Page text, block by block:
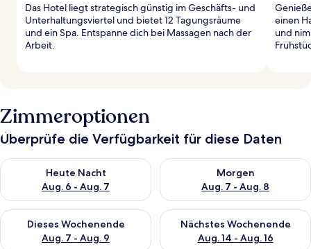
Das Hotel liegt strategisch günstig im Geschäfts- und
Unterhaltungsviertel und bietet 12 Tagungsräume
und ein Spa. Entspanne dich bei Massagen nach der
Arbeit.
einen
und
Zimmeroptionen
Überprüfe die Verfügbarkeit für diese Daten
Heute Nacht
Aug. 6 - Aug. 7
Überprüfe die Verfügbarkeit für heute Nacht, Aug. 6 - Aug. 7.
Morgen
Aug. 7 - Aug. 8
Überprüfe die Verfügbarkeit
Dieses Wochenende
Aug. 7 - Aug. 9
Überprüfe die Verfügbarkeit für dieses Wochenende, Aug. 7
Nächstes Wochenende
Aug. 14 - Aug. 16
Überprüfe die Verfügbarkeit